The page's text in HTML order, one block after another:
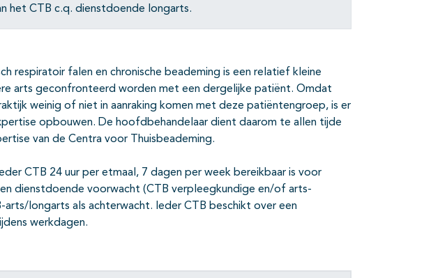
het CTB c.q. dienstdoende longarts.
respiratoir falen en chronische beademing is een relatief kleine
arts geconfronteerd worden met een dergelijke patiënt. Omdat
weinig of niet in aanraking komen met deze patiëntengroep, is er
opbouwen. De hoofdbehandelaar dient daarom te allen tijde
van de Centra voor Thuisbeademing.
CTB 24 uur per etmaal, 7 dagen per week bereikbaar is voor
dienstdoende voorwacht (CTB verpleegkundige en/of arts-
arts/longarts als achterwacht. Ieder CTB beschikt over een
werkdagen.